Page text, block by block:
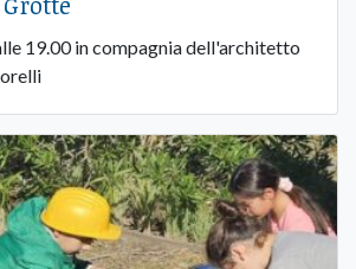
19.00 in compagnia dell'architetto